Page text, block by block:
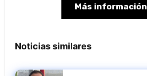
Más información
Noticias similares